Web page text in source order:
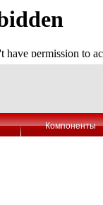
Компоненты